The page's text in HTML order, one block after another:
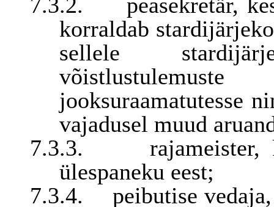
korraldab
sellele
jooksuraamatutesse
vajadusel muud
7.3.3.
ülespaneku eest;
7.3.4.
peibutise